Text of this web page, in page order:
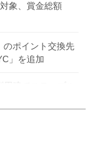
象、賞金総額
のポイント交換先
」を追加
円建てステーブル